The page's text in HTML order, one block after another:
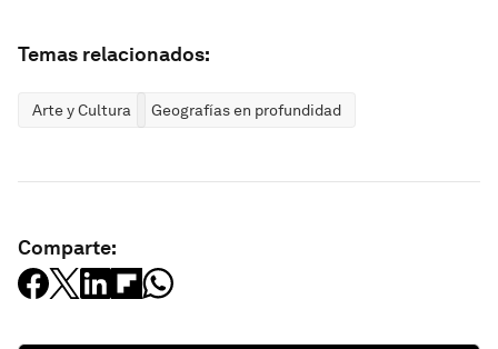
Temas relacionados:
Arte y Cultura Geografías en profundidad
Comparte: